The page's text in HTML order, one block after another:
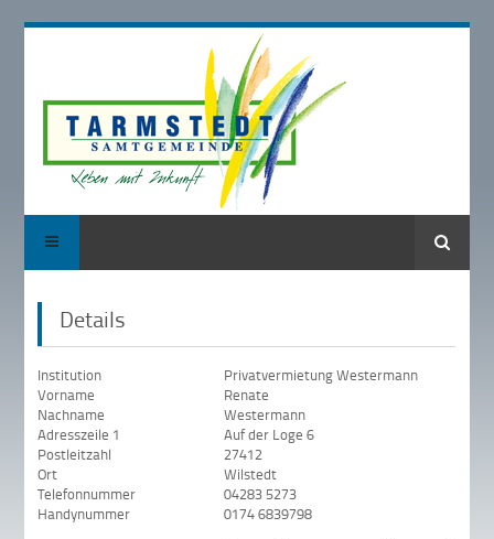
Suche
Details
Institution
Privatvermietung Westermann
Vorname
Renate
Nachname
Westermann
Adresszeile 1
Auf der Loge 6
Postleitzahl
27412
Ort
Wilstedt
Telefonnummer
04283 5273
Handynummer
0174 6839798